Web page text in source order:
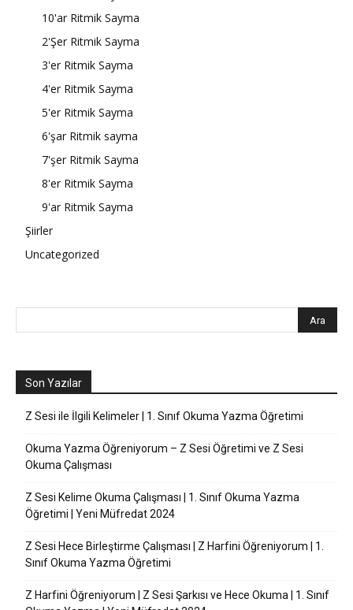
10'ar Ritmik Sayma
2'Şer Ritmik Sayma
3'er Ritmik Sayma
4'er Ritmik Sayma
5'er Ritmik Sayma
6'şar Ritmik sayma
7'şer Ritmik Sayma
8'er Ritmik Sayma
9'ar Ritmik Sayma
Şiirler
Uncategorized
Son Yazılar
Z Sesi ile İlgili Kelimeler | 1. Sınıf Okuma Yazma Öğretimi
Okuma Yazma Öğreniyorum – Z Sesi Öğretimi ve Z Sesi
Okuma Çalışması
Z Sesi Kelime Okuma Çalışması | 1. Sınıf Okuma Yazma
Öğretimi | Yeni Müfredat 2024
Z Sesi Hece Birleştirme Çalışması | Z Harfini Öğreniyorum | 1.
Sınıf Okuma Yazma Öğretimi
Z Harfini Öğreniyorum | Z Sesi Şarkısı ve Hece Okuma | 1. Sınıf